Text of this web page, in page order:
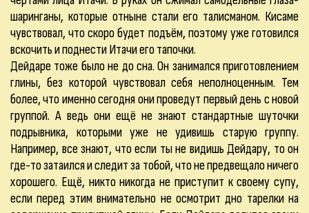
шаринганы, которые отныне стали его талисманом. Кисаме
чувствовал, что скоро будет подъём, поэтому уже готовился
вскочить и поднести Итачи его тапочки.
Дейдаре тоже было не до сна. Он занимался приготовлением
глины, без которой чувствовал себя неполноценным. Тем
более, что именно сегодня они проведут первый день с новой
группой. А ведь они ещё не знают стандартные шуточки
подрывника, которыми уже не удивишь старую группу.
Например, все знают, что если ты не видишь Дейдару, то он
где-то затаился и следит за тобой, что не предвещало ничего
хорошего. Ещё, никто никогда не приступит к своему супу,
если перед этим внимательно не осмотрит дно тарелки на